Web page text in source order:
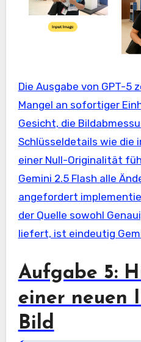
Die Ausgabe von GPT-5
Mangel an sofortiger
Gesicht, die
Schlüsseldetails wie die
einer Null-Originalität
Gemini 2.5 Flash alle
angefordert
der Quelle sowohl
liefert, ist eindeutig
Aufgabe 5:
einer neuen
Bild